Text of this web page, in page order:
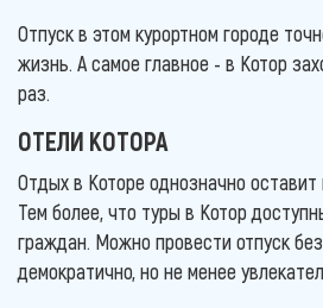
Отпуск в этом курортном городе
жизнь. А самое главное - в Котор
раз.
ОТЕЛИ КОТОРА
Отдых в Которе однозначно оставит
Тем более, что туры в Котор
граждан. Можно провести отпуск
демократично, но не менее